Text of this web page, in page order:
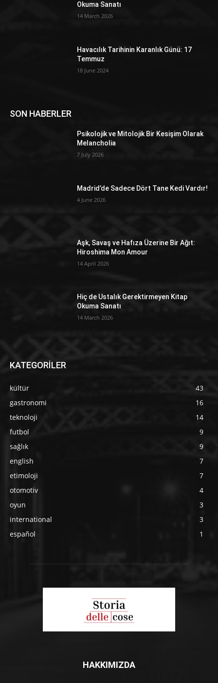
Okuma Sanatı
14 March 2026
Havacılık Tarihinin Karanlık Günü: 17
Temmuz
18 June 2024
SON HABERLER
Psikolojik ve Mitolojik Bir Kesişim Olarak
Melancholia
7 July 2026
Madrid’de Sadece Dört Tane Kedi Vardır!
4 June 2026
Aşk, Savaş ve Hafıza Üzerine Bir Ağıt:
Hiroshima Mon Amour
14 April 2026
Hiç de Ustalık Gerektirmeyen Kitap
Okuma Sanatı
14 March 2026
KATEGORİLER
kültür
43
gastronomi
16
teknoloji
14
futbol
9
sağlık
9
english
7
etimoloji
7
otomotiv
4
oyun
3
international
3
español
1
HAKKIMIZDA